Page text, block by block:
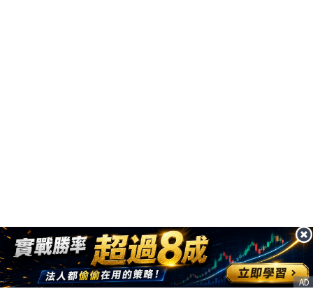
AD